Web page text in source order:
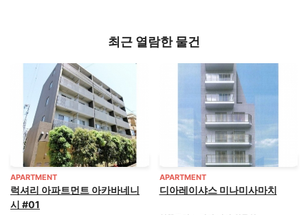
최근 열람한 물건
APARTMENT
럭셔리 아파트먼트 아카바네니
시 #01
APARTMENT
디아레이샤스 미나미사마치